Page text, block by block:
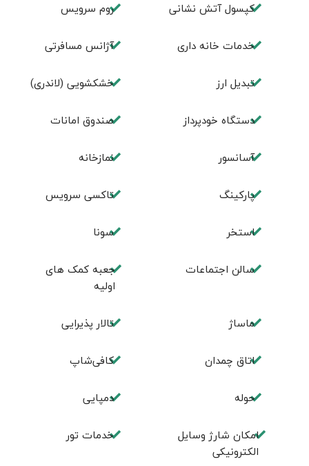
کپسول آتش نشانی روم سرويس
خدمات خانه داری آژانس مسافرتی
تبديل ارز خشکشویی (لاندری)
دستگاه خودپرداز صندوق امانات
آسانسور نمازخانه
پارکینگ تاکسی سرویس
استخر سونا
سالن اجتماعات
جعبه کمک های
اولیه
ماساژ تالار پذیرایی
اتاق چمدان کافی‌شاپ
حوله دمپایی
امکان شارژ وسایل
الکترونیکی
خدمات تور